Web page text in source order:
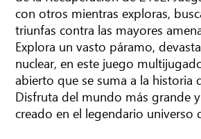
con otros mientras exploras,
triunfas contra las mayores
Explora un vasto páramo,
nuclear, en este juego
abierto que se suma a la historia
Disfruta del mundo más grande
creado en el legendario universo